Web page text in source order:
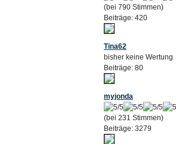
(bei 790 Stimmen)
Beiträge: 420
Tina62
bisher keine Wertung
Beiträge: 80
myjonda
(bei 231 Stimmen)
Beiträge: 3279